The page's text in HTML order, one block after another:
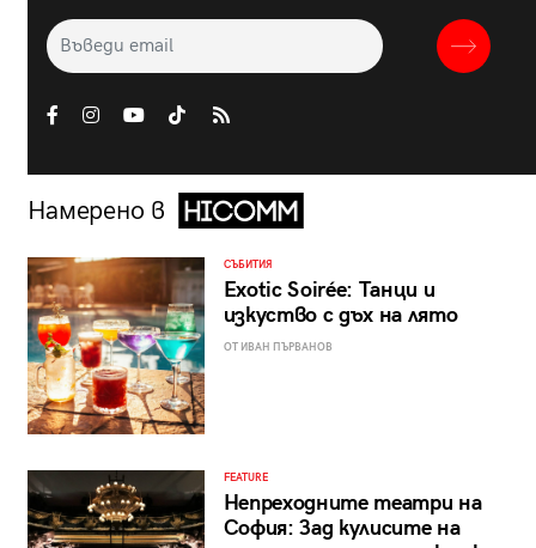
Намерено в
СЪБИТИЯ
Exotic Soirée: Танци и
изкуство с дъх на лято
ОТ ИВАН ПЪРВАНОВ
FEATURE
Непреходните театри на
София: Зад кулисите на